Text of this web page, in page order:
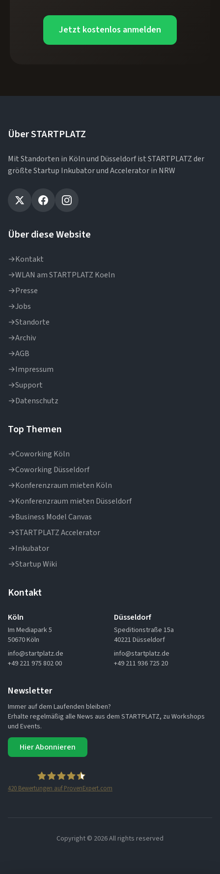
Jetzt kostenlos anmelden
Über STARTPLATZ
Mit Standorten in Köln und Düsseldorf ist STARTPLATZ der
größte Startup Inkubator und Accelerator in NRW
Über diese Website
→Kontakt
→WLAN am STARTPLATZ Koeln
→Presse
→Jobs
→Standorte
→Archiv
→AGB
→Impressum
→Support
→Datenschutz
Top Themen
→Coworking Köln
→Coworking Düsseldorf
→Konferenzraum mieten Köln
→Konferenzraum mieten Düsseldorf
→Business Model Canvas
→STARTPLATZ Accelerator
→Inkubator
→Startup Wiki
Kontakt
Köln
Im Mediapark 5
50670 Köln
info@startplatz.de
+49 221 975 802 00
Düsseldorf
Speditionstraße 15a
40221 Düsseldorf
info@startplatz.de
+49 211 936 725 20
Newsletter
Immer auf dem Laufenden bleiben?
Erhalte regelmäßig alle News aus dem STARTPLATZ, zu Workshops
und Events.
Hier Abonnieren
420 Bewertungen auf ProvenExpert.com
Copyright © 2026 All rights reserved